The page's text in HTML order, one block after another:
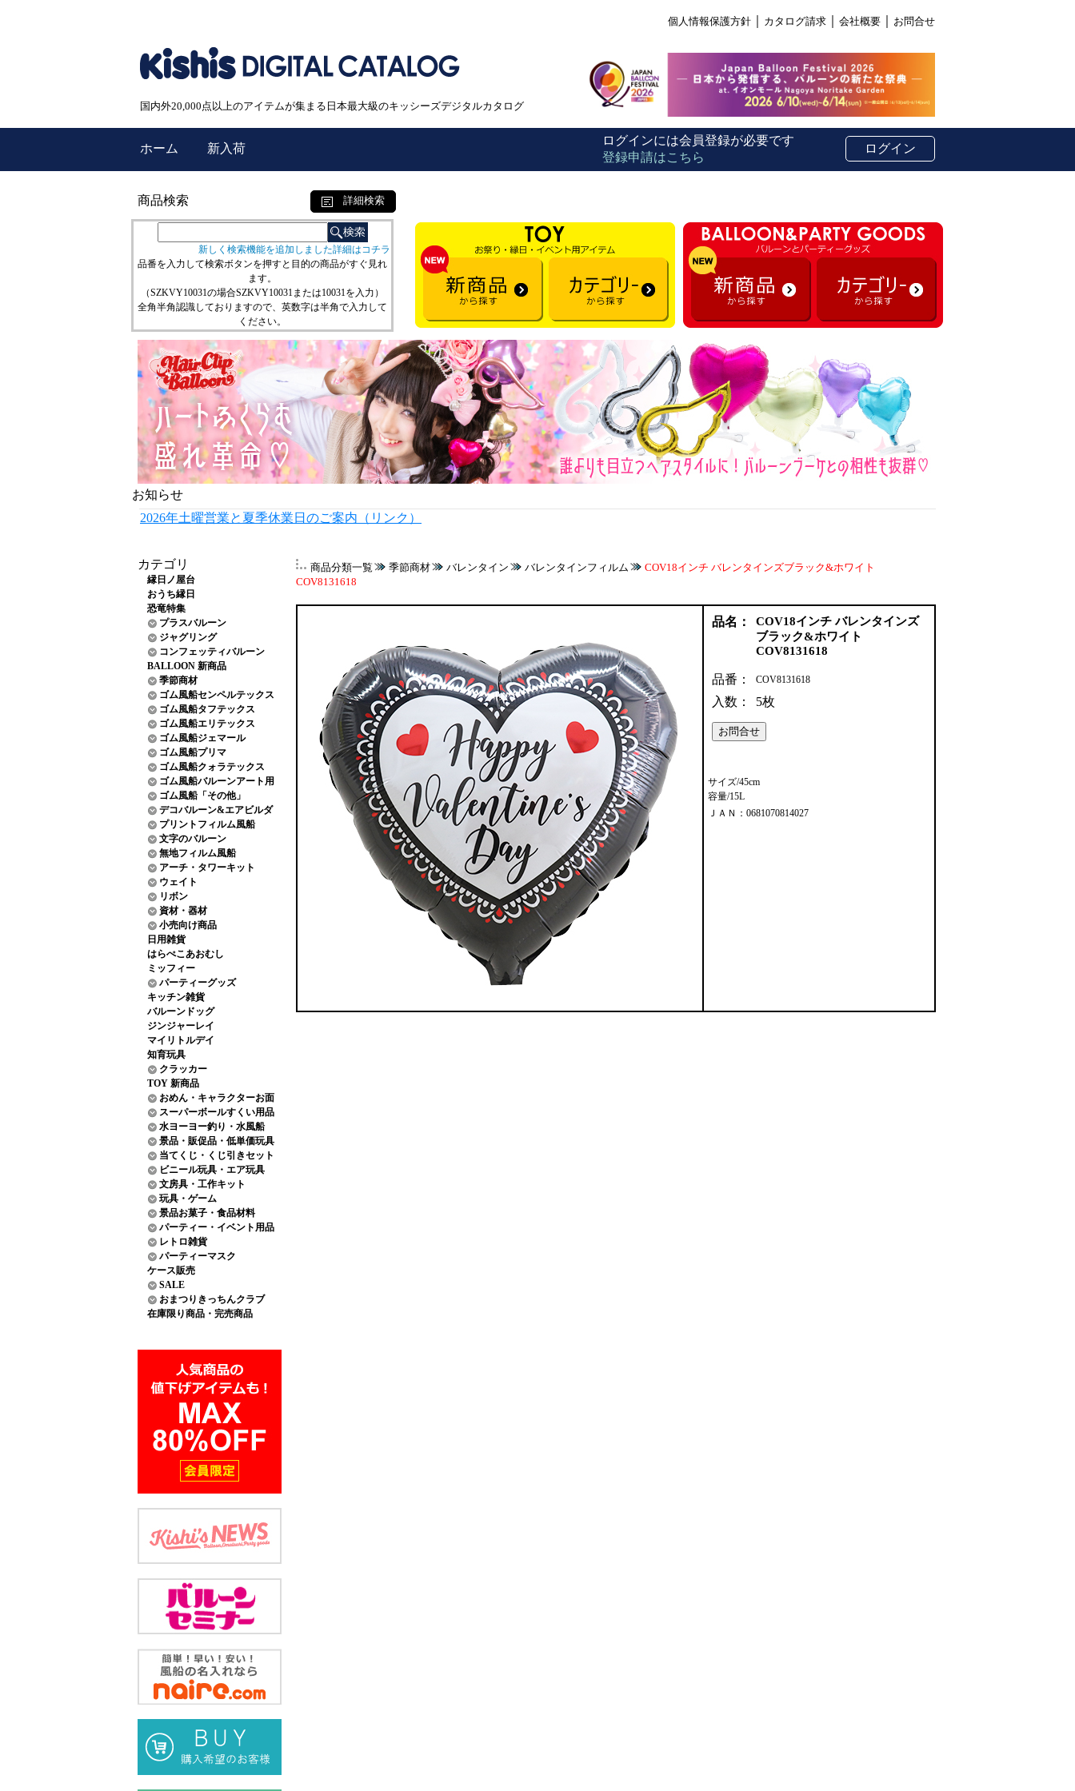
個人情報保護方針 カタログ請求 会社概要 お問合せ
国内外20,000点以上のアイテムが集まる日本最大級のキッシーズデジタルカタログ
ホーム 新入荷
ログインには会員登録が必要です
登録申請はこちら
ログイン
商品検索 詳細検索
新しく検索機能を追加しました詳細はコチラ
品番を入力して検索ボタンを押すと目的の商品がすぐ見れ
ます。
（SZKVY10031の場合SZKVY10031または10031を入力）
全角半角認識しておりますので、英数字は半角で入力して
ください。
お知らせ
2026年土曜営業と夏季休業日のご案内（リンク）
カテゴリ
縁日ノ屋台
おうち縁日
恐竜特集
プラスバルーン
ジャグリング
コンフェッティバルーン
BALLOON 新商品
季節商材
ゴム風船センペルテックス
ゴム風船タフテックス
ゴム風船エリテックス
ゴム風船ジェマール
ゴム風船プリマ
ゴム風船クォラテックス
ゴム風船バルーンアート用
ゴム風船「その他」
デコバルーン&エアビルダ
プリントフィルム風船
文字のバルーン
無地フィルム風船
アーチ・タワーキット
ウェイト
リボン
資材・器材
小売向け商品
日用雑貨
はらぺこあおむし
ミッフィー
パーティーグッズ
キッチン雑貨
バルーンドッグ
ジンジャーレイ
マイリトルデイ
知育玩具
クラッカー
TOY 新商品
おめん・キャラクターお面
スーパーボールすくい用品
水ヨーヨー釣り・水風船
景品・販促品・低単価玩具
当てくじ・くじ引きセット
ビニール玩具・エア玩具
文房具・工作キット
玩具・ゲーム
景品お菓子・食品材料
パーティー・イベント用品
レトロ雑貨
パーティーマスク
ケース販売
SALE
おまつりきっちんクラブ
在庫限り商品・完売商品
商品分類一覧 季節商材 バレンタイン バレンタインフィルム
COV18インチ バレンタインズブラック&ホワイト
COV8131618
品名：
COV18インチ バレンタインズ
ブラック&ホワイト
COV8131618
品番： COV8131618
入数： 5枚
サイズ/45cm
容量/15L
ＪＡＮ：0681070814027